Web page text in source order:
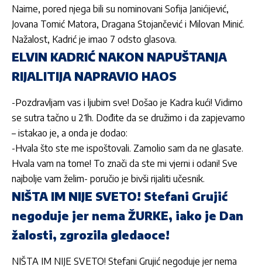
Naime, pored njega bili su nominovani Sofija Janićijević,
Jovana Tomić Matora, Dragana Stojančević i Milovan Minić.
Nažalost, Kadrić je imao 7 odsto glasova.
ELVIN KADRIĆ NAKON NAPUŠTANJA
RIJALITIJA NAPRAVIO HAOS
-Pozdravljam vas i ljubim sve! Došao je Kadra kući! Vidimo
se sutra tačno u 21h. Dođite da se družimo i da zapjevamo
– istakao je, a onda je dodao:
-Hvala što ste me ispoštovali. Zamolio sam da ne glasate.
Hvala vam na tome! To znači da ste mi vjerni i odani! Sve
najbolje vam želim- poručio je bivši rijaliti učesnik.
NIŠTA IM NIJE SVETO! Stefani Grujić
negoduje jer nema ŽURKE, iako je Dan
žalosti, zgrozila gledaoce!
NIŠTA IM NIJE SVETO! Stefani Grujić negoduje jer nema